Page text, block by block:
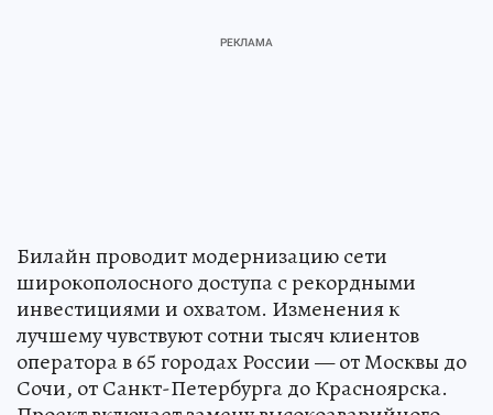
Билайн проводит модернизацию сети
широкополосного доступа с рекордными
инвестициями и охватом. Изменения к
лучшему чувствуют сотни тысяч клиентов
оператора в 65 городах России — от Москвы до
Сочи, от Санкт-Петербурга до Красноярска.